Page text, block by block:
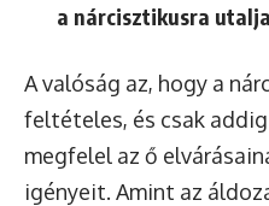
a nárcisztikusra
A valóság az, hogy a
feltételes, és csak
megfelel az ő
igényeit. Amint az